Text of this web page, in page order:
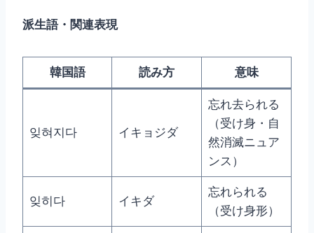
派生語・関連表現
韓国語 読み方 意味
잊혀지다 イキョジダ
忘れ去られる
（受け身・自
然消滅ニュア
ンス）
잊히다 イキダ
忘れられる
（受け身形）